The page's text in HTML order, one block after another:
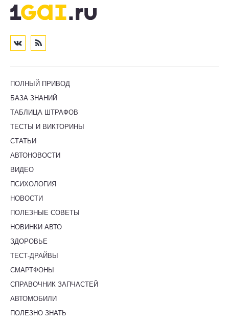
ПОЛНЫЙ ПРИВОД
БАЗА ЗНАНИЙ
ТАБЛИЦА ШТРАФОВ
ТЕСТЫ И ВИКТОРИНЫ
СТАТЬИ
АВТОНОВОСТИ
ВИДЕО
ПСИХОЛОГИЯ
НОВОСТИ
ПОЛЕЗНЫЕ СОВЕТЫ
НОВИНКИ АВТО
ЗДОРОВЬЕ
ТЕСТ-ДРАЙВЫ
СМАРТФОНЫ
СПРАВОЧНИК ЗАПЧАСТЕЙ
АВТОМОБИЛИ
ПОЛЕЗНО ЗНАТЬ